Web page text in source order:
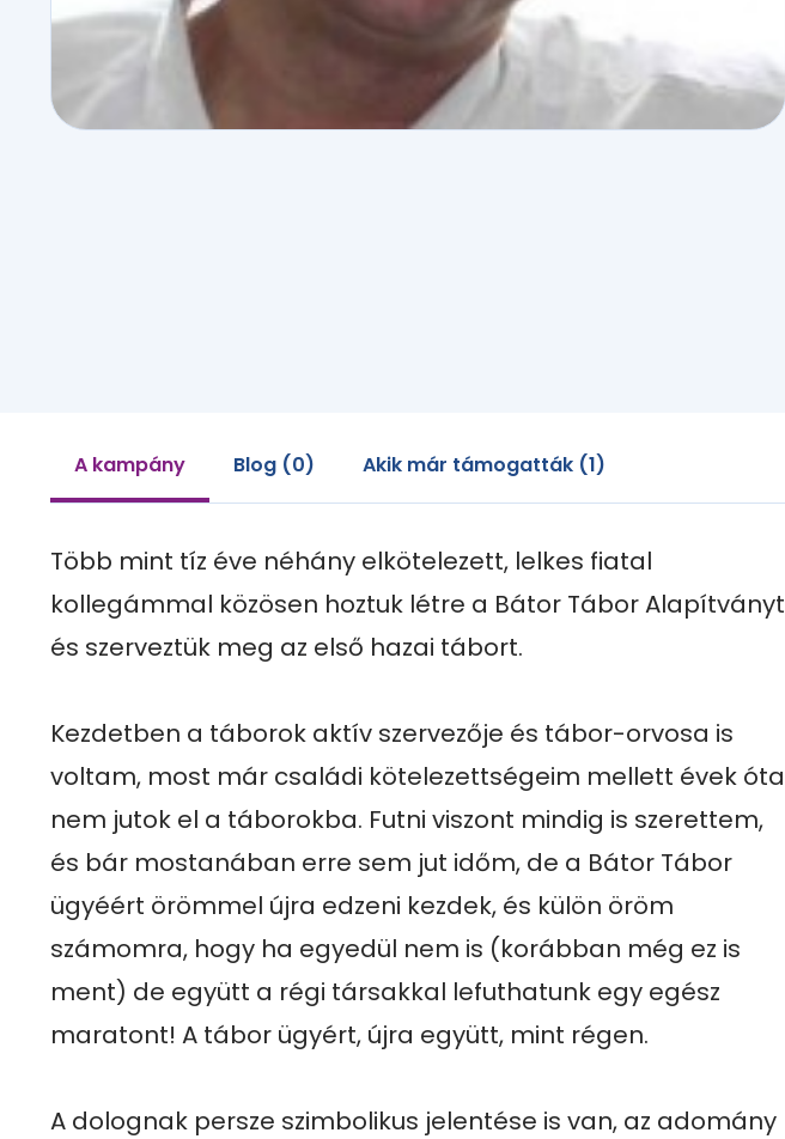
A kampány Blog (0) Akik már támogatták (1)
Több mint tíz éve néhány elkötelezett, lelkes fiatal
kollegámmal közösen hoztuk létre a Bátor Tábor Alapítványt
és szerveztük meg az első hazai tábort.
Kezdetben a táborok aktív szervezője és tábor-orvosa is
voltam, most már családi kötelezettségeim mellett évek óta
nem jutok el a táborokba. Futni viszont mindig is szerettem,
és bár mostanában erre sem jut időm, de a Bátor Tábor
ügyéért örömmel újra edzeni kezdek, és külön öröm
számomra, hogy ha egyedül nem is (korábban még ez is
ment) de együtt a régi társakkal lefuthatunk egy egész
maratont! A tábor ügyért, újra együtt, mint régen.
A dolognak persze szimbolikus jelentése is van, az adomány